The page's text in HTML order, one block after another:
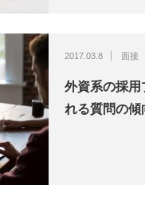
2017.03.8 面接
外資系の採用
れる質問の傾